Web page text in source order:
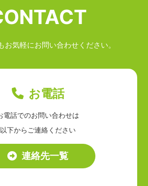
お気軽にお問い合わせください。
お電話
電話でのお問い合わせは
以下からご連絡ください
連絡先一覧